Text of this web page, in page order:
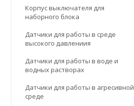
Корпус выключателя для
наборного блока
Датчики для работы в среде
высокого давлениия
Датчики для работы в воде и
водных растворах
Датчики для работы в агресивной
среде